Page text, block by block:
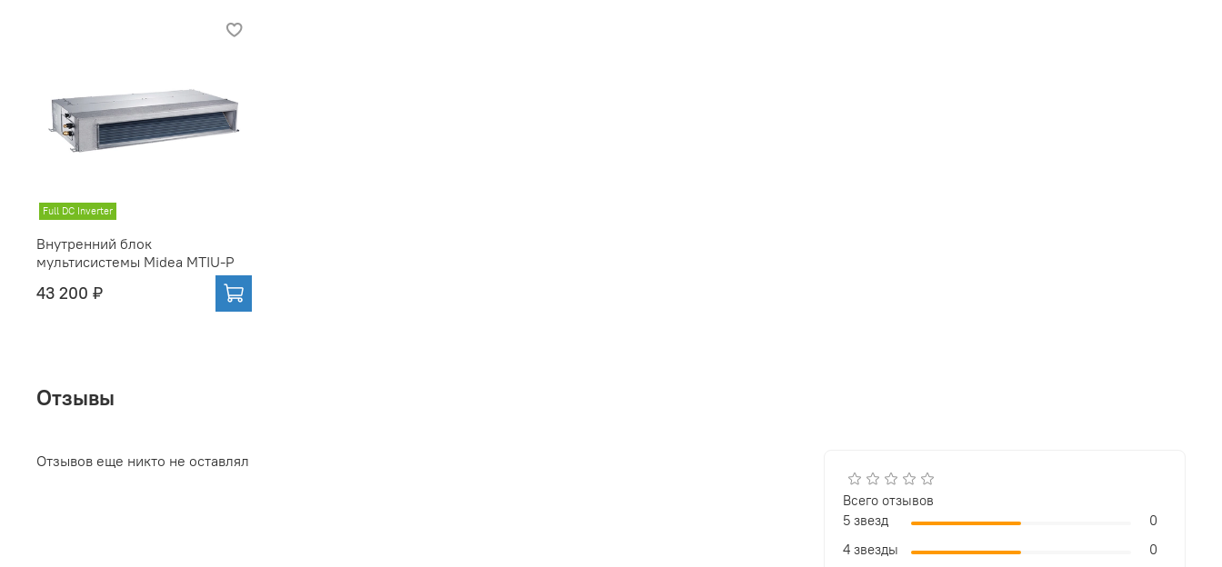
Full DC Inverter
Внутренний блок
мультисистемы Midea MTIU-P
43 200 ₽
Отзывы
Отзывов еще никто не оставлял
Всего отзывов
5 звезд
0
4 звезды
0